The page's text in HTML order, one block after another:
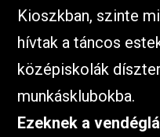
Kioszkban, szinte
hívtak a táncos
középiskolák
munkásklubokba.
Ezeknek a